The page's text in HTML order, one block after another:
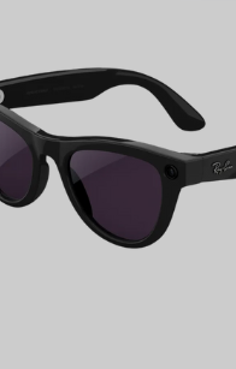
Quest & Quest
Apple Vision